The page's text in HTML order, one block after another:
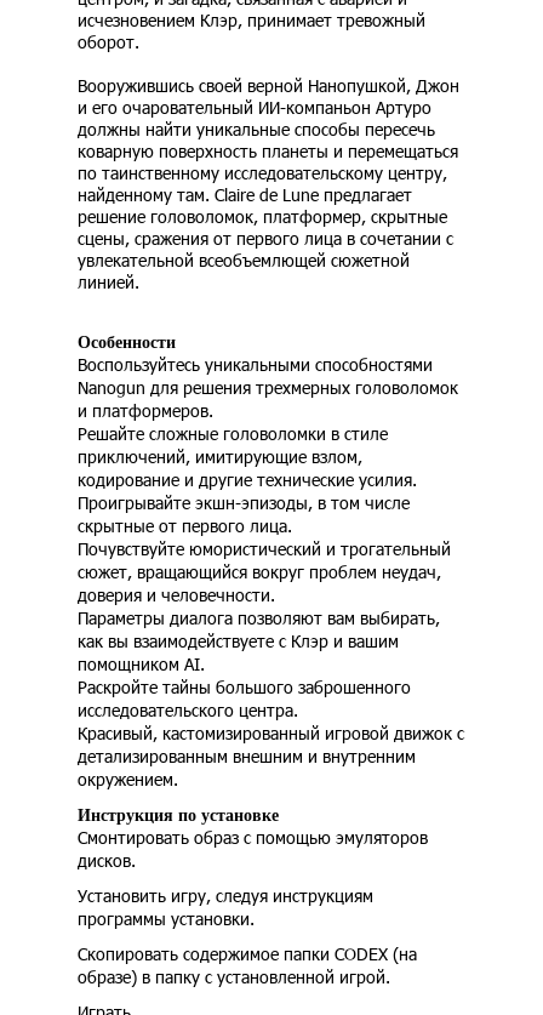
исчезновением Клэр, принимает тревожный
оборот.
Вооружившись своей верной Нанопушкой, Джон
и его очаровательный ИИ-компаньон Артуро
должны найти уникальные способы пересечь
коварную поверхность планеты и перемещаться
по таинственному исследовательскому центру,
найденному там. Claire de Lune предлагает
решение головоломок, платформер, скрытные
сцены, сражения от первого лица в сочетании с
увлекательной всеобъемлющей сюжетной
линией.
Особенности
Воспользуйтесь уникальными способностями
Nanogun для решения трехмерных головоломок
и платформеров.
Решайте сложные головоломки в стиле
приключений, имитирующие взлом,
кодирование и другие технические усилия.
Проигрывайте экшн-эпизоды, в том числе
скрытные от первого лица.
Почувствуйте юмористический и трогательный
сюжет, вращающийся вокруг проблем неудач,
доверия и человечности.
Параметры диалога позволяют вам выбирать,
как вы взаимодействуете с Клэр и вашим
помощником AI.
Раскройте тайны большого заброшенного
исследовательского центра.
Красивый, кастомизированный игровой движок с
детализированным внешним и внутренним
окружением.
Инструкция по установке
Смонтировать образ с помощью эмуляторов
дисков.
Установить игру, следуя инструкциям
программы установки.
Скопировать содержимое папки CODEX (на
образе) в папку с установленной игрой.